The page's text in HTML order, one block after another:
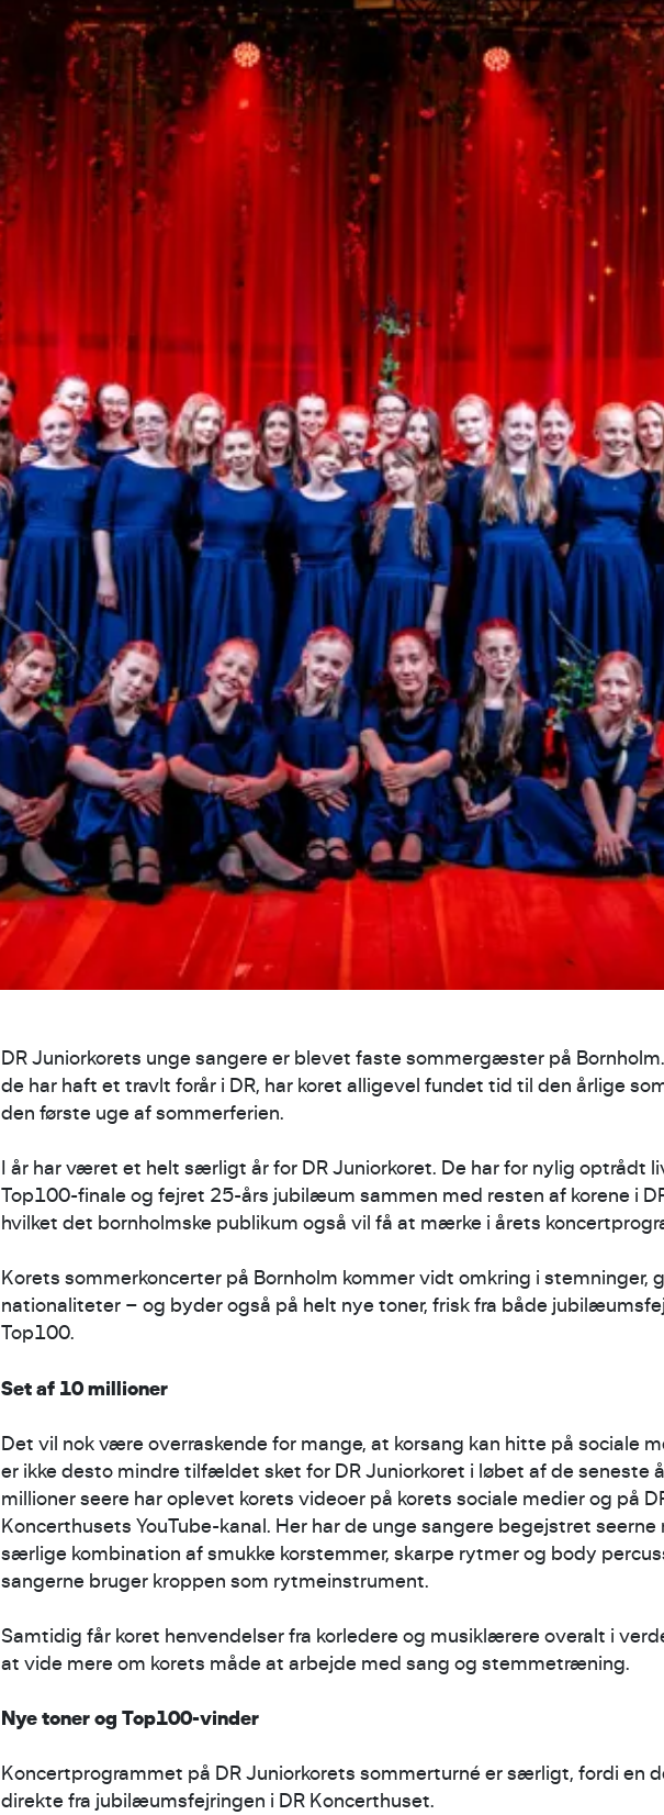
DR Juniorkorets unge sangere er blevet faste sommergæster på
de har haft et travlt forår i DR, har koret alligevel fundet tid til den årlige
den første uge af sommerferien.
I år har været et helt særligt år for DR Juniorkoret. De har for nylig optrådt
Top100-finale og fejret 25-års jubilæum sammen med resten af korene i
hvilket det bornholmske publikum også vil få at mærke i årets
Korets sommerkoncerter på Bornholm kommer vidt omkring i stemninger,
nationaliteter – og byder også på helt nye toner, frisk fra både
Top100.
Set af 10 millioner
Det vil nok være overraskende for mange, at korsang kan hitte på sociale
er ikke desto mindre tilfældet sket for DR Juniorkoret i løbet af de seneste
millioner seere har oplevet korets videoer på korets sociale medier og på
Koncerthusets YouTube-kanal. Her har de unge sangere begejstret seerne
særlige kombination af smukke korstemmer, skarpe rytmer og body
sangerne bruger kroppen som rytmeinstrument.
Samtidig får koret henvendelser fra korledere og musiklærere overalt i
at vide mere om korets måde at arbejde med sang og stemmetræning.
Nye toner og Top100-vinder
Koncertprogrammet på DR Juniorkorets sommerturné er særligt, fordi en
direkte fra jubilæumsfejringen i DR Koncerthuset.